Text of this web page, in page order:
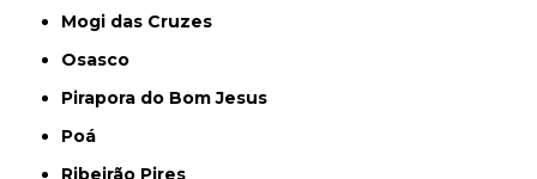
Mogi das Cruzes
Osasco
Pirapora do Bom Jesus
Poá
Ribeirão Pires